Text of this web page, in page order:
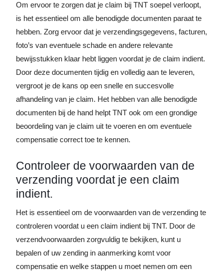
Om ervoor te zorgen dat je claim bij TNT soepel verloopt,
is het essentieel om alle benodigde documenten paraat te
hebben. Zorg ervoor dat je verzendingsgegevens, facturen,
foto’s van eventuele schade en andere relevante
bewijsstukken klaar hebt liggen voordat je de claim indient.
Door deze documenten tijdig en volledig aan te leveren,
vergroot je de kans op een snelle en succesvolle
afhandeling van je claim. Het hebben van alle benodigde
documenten bij de hand helpt TNT ook om een grondige
beoordeling van je claim uit te voeren en om eventuele
compensatie correct toe te kennen.
Controleer de voorwaarden van de
verzending voordat je een claim
indient.
Het is essentieel om de voorwaarden van de verzending te
controleren voordat u een claim indient bij TNT. Door de
verzendvoorwaarden zorgvuldig te bekijken, kunt u
bepalen of uw zending in aanmerking komt voor
compensatie en welke stappen u moet nemen om een